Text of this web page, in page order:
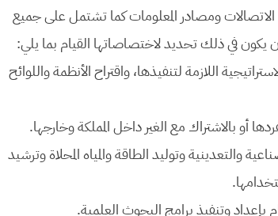
ومصادر المعلومات كما تشتمل على جميع
يكون في ذلك تحديد لاختصاصاتها القيام بما يلي:
اللازمة لتنفيذها، واقتراح الأنظمة واللوائح
والتعدينية وتوليد الطاقة والمياه المحلاة وترشيد